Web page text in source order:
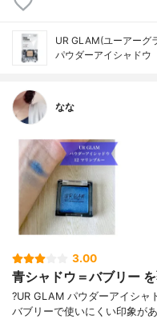
UR GLAM(ユーアーグ
パウダーアイシャドウ
なな
3.00
青シャドウ＝バブリー を
?UR GLAM パウダーアイシャ
バブリーで使いにくい印象が